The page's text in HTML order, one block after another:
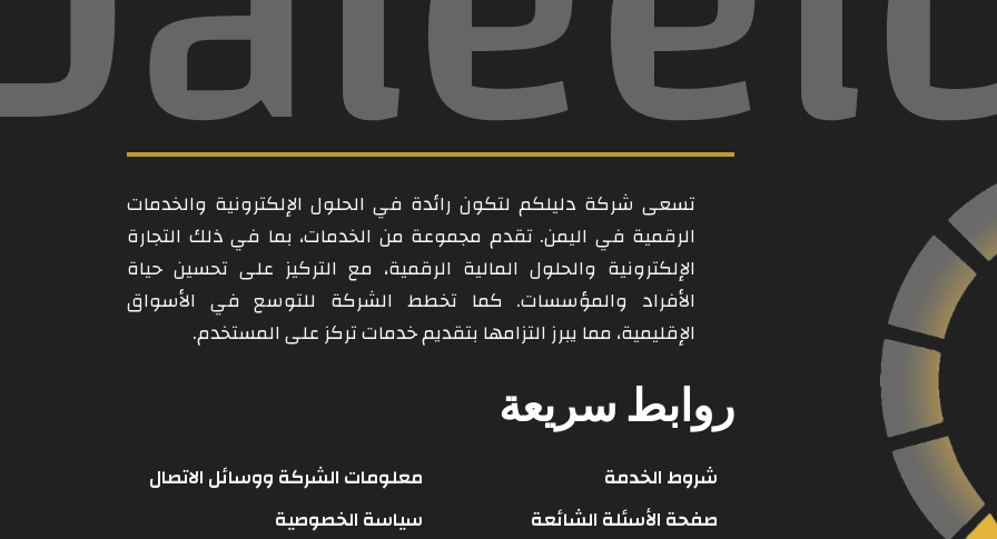
تسعى شركة دليلكم لتكون رائدة في الحلول الإلكترونية والخدمات
الرقمية في اليمن. تقدم مجموعة من الخدمات، بما في ذلك التجارة
الإلكترونية والحلول المالية الرقمية، مع التركيز على تحسين حياة
الأفراد والمؤسسات. كما تخطط الشركة للتوسع في الأسواق
الإقليمية، مما يبرز التزامها بتقديم خدمات تركز على المستخدم.
روابط سريعة
معلومات الشركة ووسائل الاتصال
شروط الخدمة
سياسة الخصوصية
صفحة الأسئلة الشائعة